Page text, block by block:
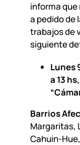
informa que
a pedido de
trabajos de
siguiente
Lunes
a 13
Barrios
Margaritas,
Cahuin-